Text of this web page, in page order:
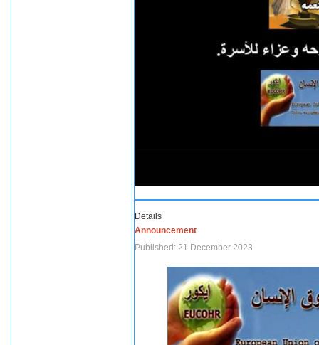
Details
Announcement
Published: 21 December 2023